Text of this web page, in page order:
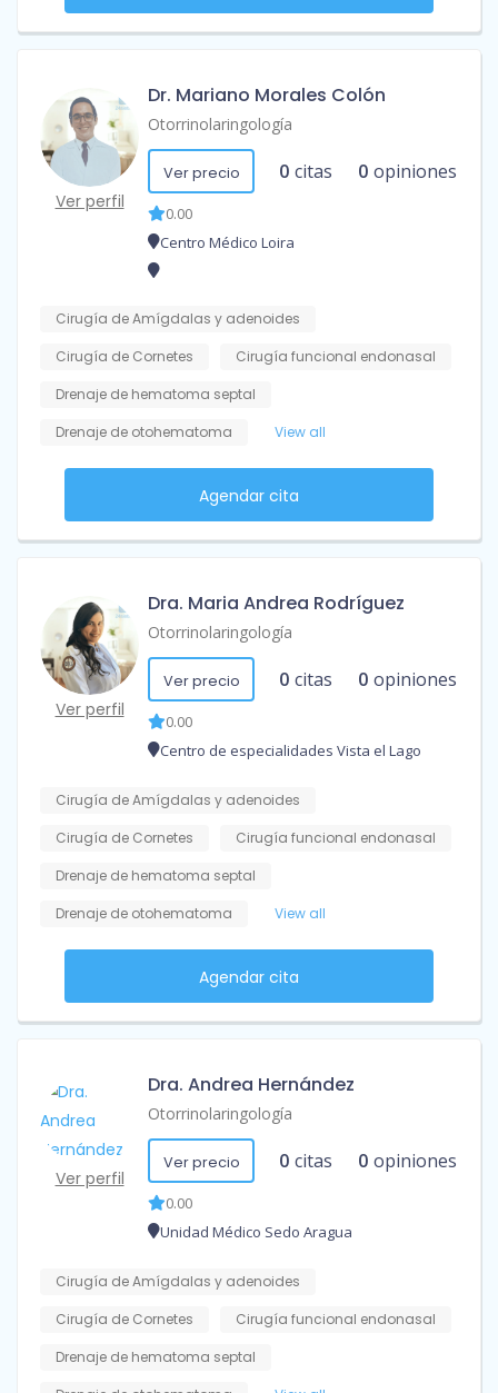
Ver perfil
Dr. Mariano Morales Colón
Otorrinolaringología
Ver precio 0 citas 0 opiniones
0.00
Centro Médico Loira
Cirugía de Amígdalas y adenoides
Cirugía de Cornetes
Cirugía funcional endonasal
Drenaje de hematoma septal
Drenaje de otohematoma
View all
Agendar cita
Ver perfil
Dra. Maria Andrea Rodríguez
Otorrinolaringología
Ver precio 0 citas 0 opiniones
0.00
Centro de especialidades Vista el Lago
Cirugía de Amígdalas y adenoides
Cirugía de Cornetes
Cirugía funcional endonasal
Drenaje de hematoma septal
Drenaje de otohematoma
View all
Agendar cita
Ver perfil
Dra. Andrea Hernández
Otorrinolaringología
Ver precio 0 citas 0 opiniones
0.00
Unidad Médico Sedo Aragua
Cirugía de Amígdalas y adenoides
Cirugía de Cornetes
Cirugía funcional endonasal
Drenaje de hematoma septal